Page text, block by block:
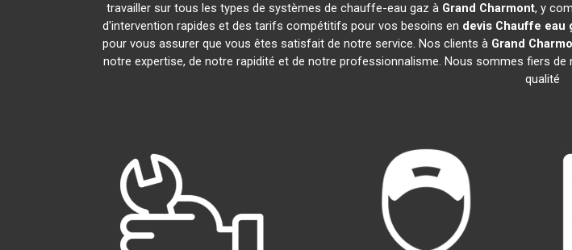
travailler sur tous les types de systèmes de chauffe-eau gaz à Grand Charmont, y
d'intervention rapides et des tarifs compétitifs pour vos besoins en devis Chauffe eau
pour vous assurer que vous êtes satisfait de notre service. Nos clients à Grand
notre expertise, de notre rapidité et de notre professionnalisme. Nous sommes fiers
qualité